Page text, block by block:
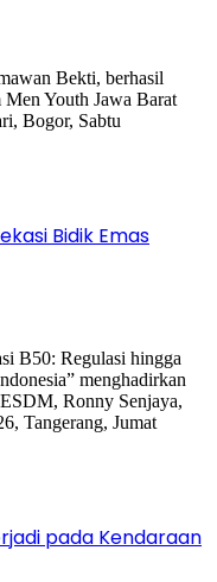
Bidik Emas
pada Kendaraan